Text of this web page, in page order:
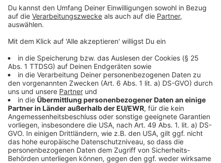
Funktion
eine PIN, die Versicherte bei ihrer Krankenkasse
nicht einfach so per Post zugeschickt, sondern
Sie müssen sich authentifizieren", sagt Sabine
Wolter. Gängig ist dabei das Postident-Verfahren,
bei dem man sich in der Postfiliale vor Ort mit
dem Personalausweis legitimiert.
Liegt die PIN vor, kann man die ePA-App einrichten. Je
nach Krankenkasse kann sich der Ablauf leicht
unterscheiden.
Anzeige